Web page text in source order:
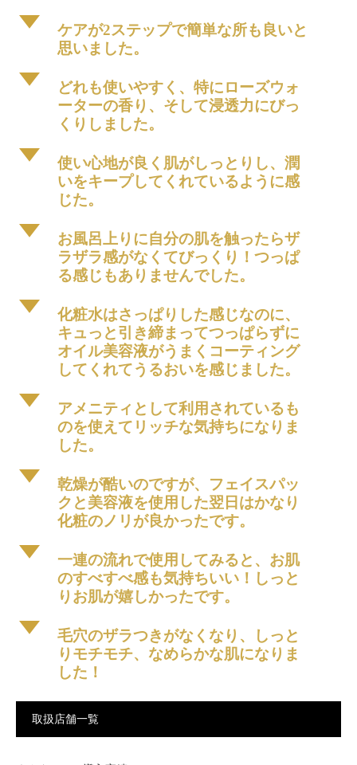
d
ケアが2ステップで簡単な所も良いと
思いました。
d
どれも使いやすく、特にローズウォ
ーターの香り、そして浸透力にびっ
くりしました。
d
使い心地が良く肌がしっとりし、潤
いをキープしてくれているように感
じた。
d
お風呂上りに自分の肌を触ったらザ
ラザラ感がなくてびっくり！つっぱ
る感じもありませんでした。
d
化粧水はさっぱりした感じなのに、
キュっと引き締まってつっぱらずに
オイル美容液がうまくコーティング
してくれてうるおいを感じました。
d
アメニティとして利用されているも
のを使えてリッチな気持ちになりま
した。
d
乾燥が酷いのですが、フェイスパッ
クと美容液を使用した翌日はかなり
化粧のノリが良かったです。
d
一連の流れで使用してみると、お肌
のすべすべ感も気持ちいい！しっと
りお肌が嬉しかったです。
d
毛穴のザラつきがなくなり、しっと
りモチモチ、なめらかな肌になりま
した！
取扱店舗一覧